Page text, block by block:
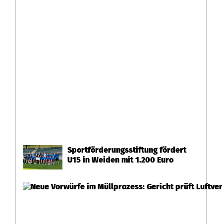
Sportförderungsstiftung fördert
U15 in Weiden mit 1.200 Euro